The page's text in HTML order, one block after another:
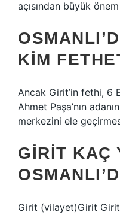
açısından büyük
KIM
Ancak Girit’in fethi, 6
Ahmet Paşa’nın
merkezini ele
GIRIT KAÇ
Girit (vilayet)Girit